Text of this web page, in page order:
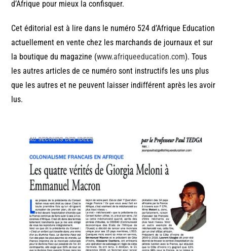
d’Afrique pour mieux la confisquer.
Cet éditorial est à lire dans le numéro 524 d’Afrique Education
actuellement en vente chez les marchands de journaux et sur
la boutique du magazine (www.afriqueeducation.com). Tous
les autres articles de ce numéro sont instructifs les uns plus
que les autres et ne peuvent laisser indifférent après les avoir
lus.